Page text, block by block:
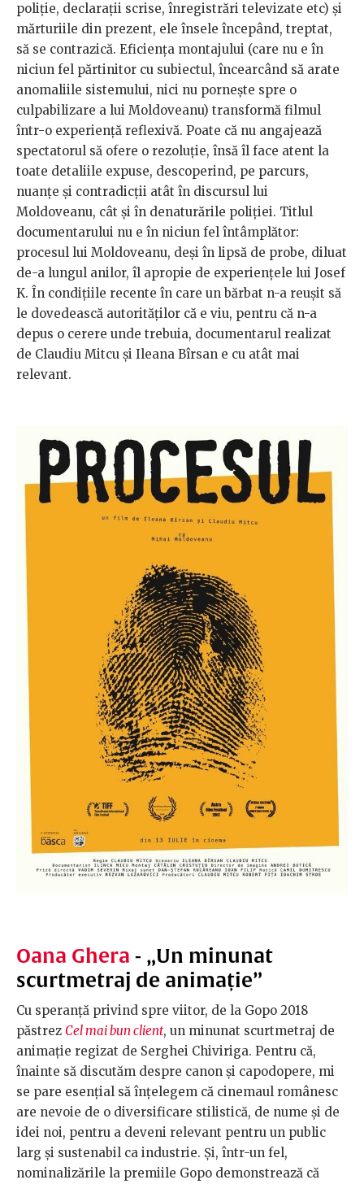
poliție, declarații scrise, înregistrări televizate etc) și
mărturiile din prezent, ele însele începând, treptat,
să se contrazică. Eficiența montajului (care nu e în
niciun fel părtinitor cu subiectul, încearcând să arate
anomaliile sistemului, nici nu pornește spre o
culpabilizare a lui Moldoveanu) transformă filmul
într-o experiență reflexivă. Poate că nu angajează
spectatorul să ofere o rezoluție, însă îl face atent la
toate detaliile expuse, descoperind, pe parcurs,
nuanțe și contradicții atât în discursul lui
Moldoveanu, cât și în denaturările poliției. Titlul
documentarului nu e în niciun fel întâmplător:
procesul lui Moldoveanu, deși în lipsă de probe, diluat
de-a lungul anilor, îl apropie de experiențele lui Josef
K. În condițiile recente în care un bărbat n-a reușit să
le dovedească autorităților că e viu, pentru că n-a
depus o cerere unde trebuia, documentarul realizat
de Claudiu Mitcu și Ileana Bîrsan e cu atât mai
relevant.
Oana Ghera - „Un minunat
scurtmetraj de animație”
Cu speranță privind spre viitor, de la Gopo 2018
păstrez Cel mai bun client, un minunat scurtmetraj de
animație regizat de Serghei Chiviriga. Pentru că,
înainte să discutăm despre canon și capodopere, mi
se pare esențial să înțelegem că cinemaul românesc
are nevoie de o diversificare stilistică, de nume și de
idei noi, pentru a deveni relevant pentru un public
larg și sustenabil ca industrie. Și, într-un fel,
nominalizările la premiile Gopo demonstrează că